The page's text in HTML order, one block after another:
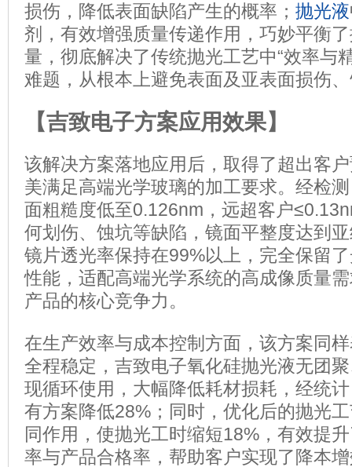
损伤，降低表面缺陷产生的概率； 抛光液
剂，有效增强质量传递作用，巧妙平衡
量，彻底解决了传统抛光工艺中“效率与
难题，从根本上避免表面及亚表面损伤
【吉致电子方案应用效果】
该解决方案落地应用后，取得了超出客
美满足高端光学玻璃的加工要求。经检
面粗糙度低至0.126nm，远超客户
何划伤、蚀坑等缺陷，镜面平整度达到
镜片透光率保持在99%以上，完全保留
性能，适配高端光学系统的高成像质量
产品的核心竞争力。
在生产效率与成本控制方面，该方案同
全程稳定，吉致电子氧化硅抛光液无团
现循环使用，大幅降低耗材损耗，经统
有方案降低28%；同时，优化后的抛光
同作用，使抛光工时缩短18%，有效提
率与产品合格率，帮助客户实现了降本